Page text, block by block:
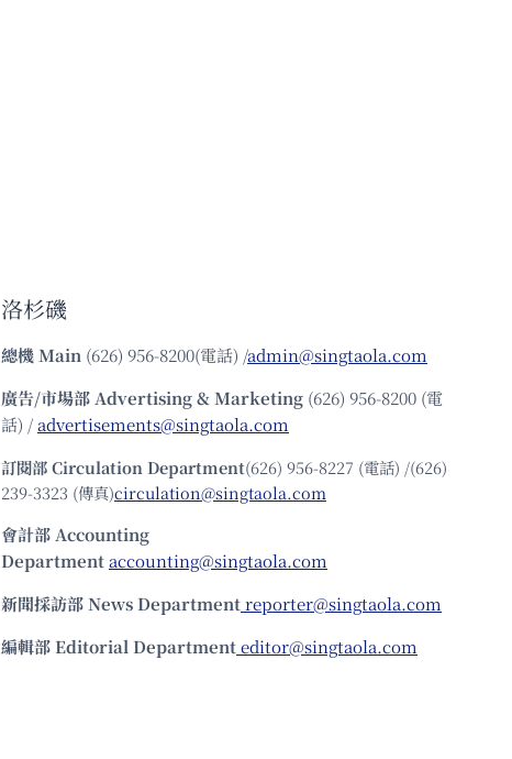
洛杉磯
總機Main (626) 956-8200(電話) /admin@singtaola.com
廣告/市場部Advertising & Marketing (626) 956-8200 (電
話) /advertisements@singtaola.com
訂閱部 Circulation Department(626) 956-8227 (電話) /(626)
239-3323 (傳真)circulation@singtaola.com
會計部 Accounting
Departmentaccounting@singtaola.com
新聞採訪部 News Departmentreporter@singtaola.com
編輯部 Editorial Departmenteditor@singtaola.com